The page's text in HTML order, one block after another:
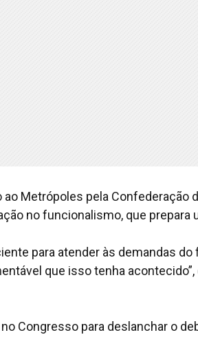
ao Metrópoles pela Confederação
no funcionalismo, que prepara
para atender às demandas
que isso tenha
Congresso para deslanchar o